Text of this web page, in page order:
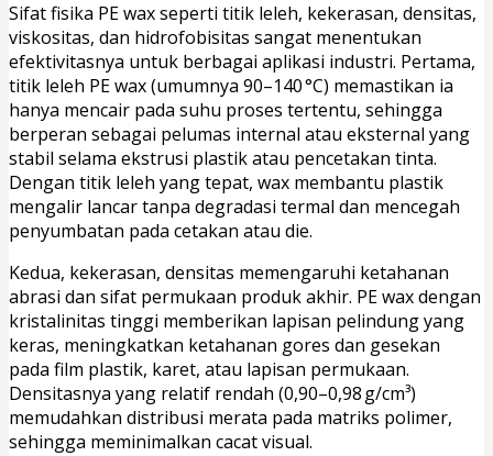
Sifat fisika PE wax seperti titik leleh, kekerasan, densitas,
viskositas, dan hidrofobisitas sangat menentukan
efektivitasnya untuk berbagai aplikasi industri. Pertama,
titik leleh PE wax (umumnya 90–140 °C) memastikan ia
hanya mencair pada suhu proses tertentu, sehingga
berperan sebagai pelumas internal atau eksternal yang
stabil selama ekstrusi plastik atau pencetakan tinta.
Dengan titik leleh yang tepat, wax membantu plastik
mengalir lancar tanpa degradasi termal dan mencegah
penyumbatan pada cetakan atau die.
Kedua, kekerasan, densitas memengaruhi ketahanan
abrasi dan sifat permukaan produk akhir. PE wax dengan
kristalinitas tinggi memberikan lapisan pelindung yang
keras, meningkatkan ketahanan gores dan gesekan
pada film plastik, karet, atau lapisan permukaan.
Densitasnya yang relatif rendah (0,90–0,98 g/cm³)
memudahkan distribusi merata pada matriks polimer,
sehingga meminimalkan cacat visual.